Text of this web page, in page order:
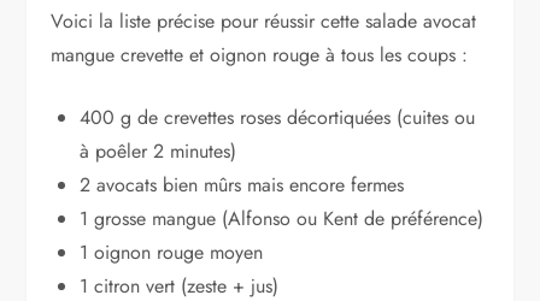
Voici la liste précise pour réussir cette salade avocat
mangue crevette et oignon rouge à tous les coups :
400 g de crevettes roses décortiquées (cuites ou
à poêler 2 minutes)
2 avocats bien mûrs mais encore fermes
1 grosse mangue (Alfonso ou Kent de préférence)
1 oignon rouge moyen
1 citron vert (zeste + jus)